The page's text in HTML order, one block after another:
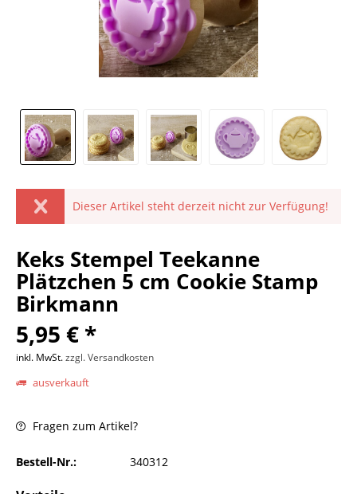
Dieser Artikel steht derzeit nicht zur Verfügung!
Keks Stempel Teekanne
Plätzchen 5 cm Cookie Stamp
Birkmann
5,95 € *
inkl. MwSt.zzgl. Versandkosten
ausverkauft
Fragen zum Artikel?
Bestell-Nr.: 340312